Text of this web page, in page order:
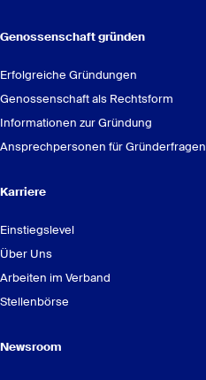
Genossenschaft gründen
Erfolgreiche Gründungen
Genossenschaft als Rechtsform
Informationen zur Gründung
Ansprechpersonen für Gründerfragen
Karriere
Einstiegslevel
Über Uns
Arbeiten im Verband
Stellenbörse
Newsroom